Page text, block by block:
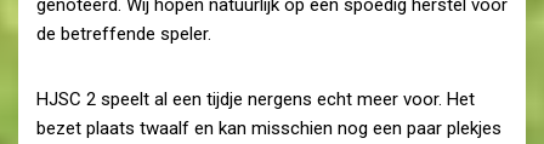
genoteerd. Wij hopen natuurlijk op een spoedig herstel voor
de betreffende speler.
HJSC 2 speelt al een tijdje nergens echt meer voor. Het
bezet plaats twaalf en kan misschien nog een paar plekjes